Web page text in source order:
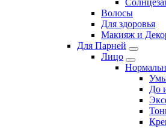
Волосы
Для здоровья
Макияж и
Для Парней
Лицо
До